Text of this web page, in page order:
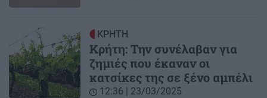
ΚΡΗΤΗ
Κρήτη: Την συνέλαβαν για
ζημιές που έκαναν οι
κατσίκες της σε ξένο αμπέλι
12:36 | 23/03/2025